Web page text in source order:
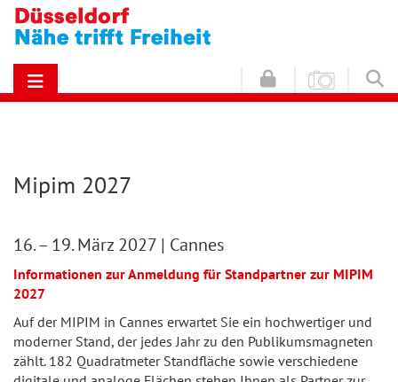
Mipim 2027
16. – 19. März 2027 | Cannes
Informationen zur Anmeldung für Standpartner zur MIPIM
2027
Auf der MIPIM in Cannes erwartet Sie ein hochwertiger und
moderner Stand, der jedes Jahr zu den Publikumsmagneten
zählt. 182 Quadratmeter Standfläche sowie verschiedene